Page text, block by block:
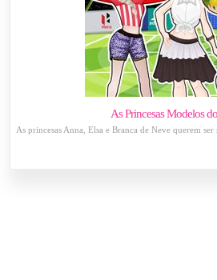
As Princesas Modelos
As princesas Anna, Elsa e Branca de Neve querem ser